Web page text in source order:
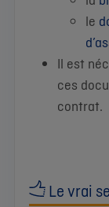
le
Il est
ces
contrat.
Le vrai